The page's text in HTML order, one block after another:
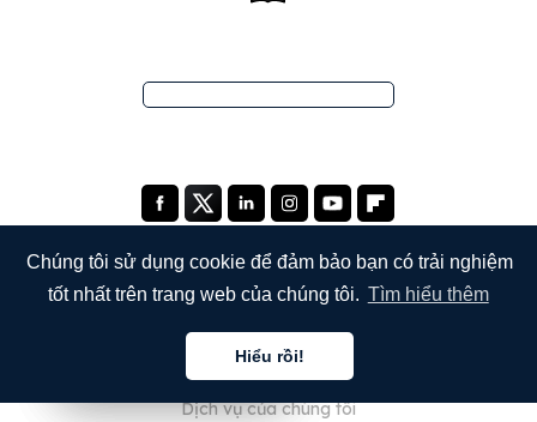
Chúng tôi sử dụng cookie để đảm bảo bạn có trải nghiệm
tốt nhất trên trang web của chúng tôi. Tìm hiểu thêm
Hiểu rồi!
Giới thiệu về chúng tôi
Dịch vụ của chúng tôi
Tiếng việt
Tiếng việt
Tiếng việt